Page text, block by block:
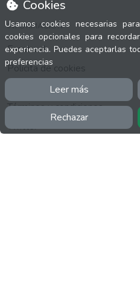
Cookies
Usamos cookies necesarias
cookies opcionales para
experiencia. Puedes aceptarlas
preferencias
Leer más
Rechazar
INFORMACIÓN
Facebook
Polícita de cookies
Política de privacidad
Términos y condiciones
Twitter